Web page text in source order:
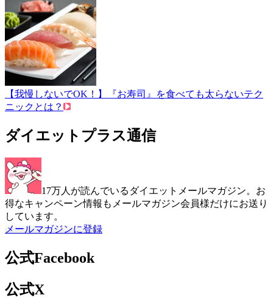
【我慢しないでOK！】『お寿司』を食べても太らないテク
ニックとは？
ダイエットプラス通信
17万人が読んでいるダイエットメールマガジン。お
得なキャンペーン情報もメールマガジン会員様だけにお送り
しています。
メールマガジンに登録
公式Facebook
公式X